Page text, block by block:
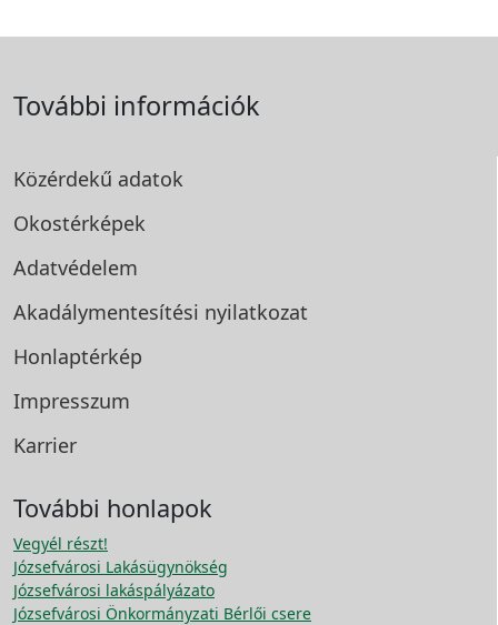
További információk
Közérdekű adatok
Okostérképek
Adatvédelem
Akadálymentesítési nyilatkozat
Honlaptérkép
Impresszum
Karrier
További honlapok
Vegyél részt!
Józsefvárosi Lakásügynökség
Józsefvárosi lakáspályázato
Józsefvárosi Önkormányzati Bérlői csere